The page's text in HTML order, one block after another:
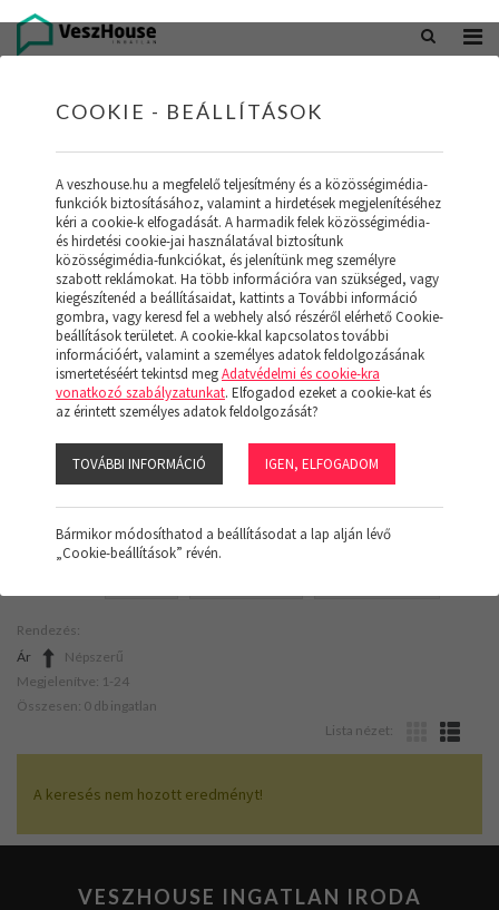
office@veszhouse.hu +36 20 402 5098
INGATLAN KÉSZLETÜNK
(19)
Szűrő megjelenítése
Rendezés:
Ár
Népszerű
Megjelenítve: 1-24
Összesen: 0 db ingatlan
Lista nézet:
A keresés nem hozott eredményt!
VESZHOUSE INGATLAN IRODA
COOKIE - BEÁLLÍTÁSOK
A veszhouse.hu a megfelelő teljesítmény és a közösségimédia-
funkciók biztosításához, valamint a hirdetések megjelenítéséhez
kéri a cookie-k elfogadását. A harmadik felek közösségimédia-
és hirdetési cookie-jai használatával biztosítunk
közösségimédia-funkciókat, és jelenítünk meg személyre
szabott reklámokat. Ha több információra van szükséged, vagy
kiegészítenéd a beállításaidat, kattints a További információ
gombra, vagy keresd fel a webhely alsó részéről elérhető Cookie-
beállítások területet. A cookie-kkal kapcsolatos további
információért, valamint a személyes adatok feldolgozásának
ismertetéséért tekintsd megAdatvédelmi és cookie-kra
vonatkozó szabályzatunkat. Elfogadod ezeket a cookie-kat és
az érintett személyes adatok feldolgozását?
TOVÁBBI INFORMÁCIÓ IGEN, ELFOGADOM
Bármikor módosíthatod a beállításodat a lap alján lévő
„Cookie-beállítások” révén.